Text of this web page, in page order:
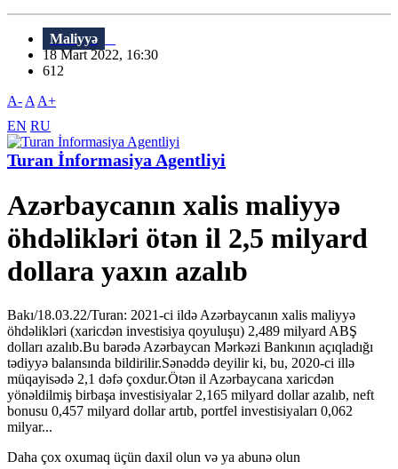
Maliyyə
18 Mart 2022, 16:30
612
A- A A+
EN RU
Turan İnformasiya Agentliyi
Azərbaycanın xalis maliyyə
öhdəlikləri ötən il 2,5 milyard
dollara yaxın azalıb
Bakı/18.03.22/Turan: 2021-ci ildə Azərbaycanın xalis maliyyə
öhdəlikləri (xaricdən investisiya qoyuluşu) 2,489 milyard ABŞ
dolları azalıb.Bu barədə Azərbaycan Mərkəzi Bankının açıqladığı
tədiyyə balansında bildirilir.Sənəddə deyilir ki, bu, 2020-ci illə
müqayisədə 2,1 dəfə çoxdur.Ötən il Azərbaycana xaricdən
yönəldilmiş birbaşa investisiyalar 2,165 milyard dollar azalıb, neft
bonusu 0,457 milyard dollar artıb, portfel investisiyaları 0,062
milyar...
Daha çox oxumaq üçün daxil olun və ya abunə olun